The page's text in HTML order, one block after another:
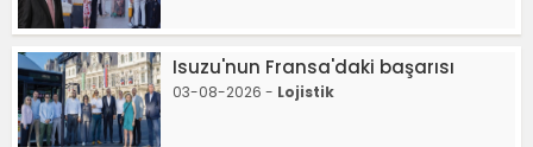
Isuzu'nun Fransa'daki başarısı
03-08-2026 - Lojistik